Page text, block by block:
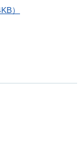
）